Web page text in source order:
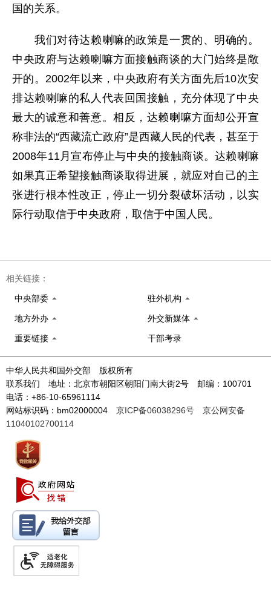
国的关系。
我们对待达赖喇嘛的政策是一贯的、明确的。
中央政府与达赖喇嘛方面接触商谈的大门始终是敞
开的。2002年以来，中央政府有关方面先后10次安
排达赖喇嘛的私人代表回国接触，充分体现了中央
最大的诚意和善意。相反，达赖喇嘛方面却公开宣
称非法的“西藏流亡政府”是西藏人民的代表，甚至于
2008年11月宣布停止与中央的接触商谈。达赖喇嘛
如果真正希望接触商谈取得进展，就应对自己的主
张进行根本性改正，停止一切分裂破坏活动，以实
际行动取信于中央政府，取信于中国人民。
相关链接：
中央部委 驻外机构
地方外办 外交新媒体
重要链接 干部考录
中华人民共和国外交部 版权所有
联系我们 地址：北京市朝阳区朝阳门南大街2号 邮编：100701
电话：+86-10-65961114
网站标识码：bm02000004 京ICP备06038296号
京公网安备
11040102700114